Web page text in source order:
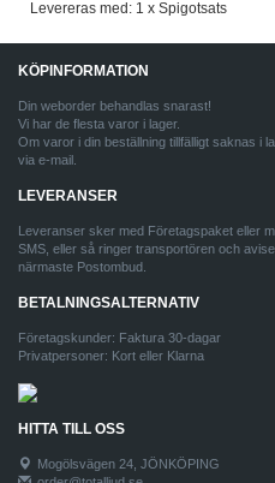
Levereras med: 1 x Spigotsats
KÖPINFORMATION
Din weborder behandlas snarast!
Vi har de flesta varor i lager.
Om varor i din beställning tillfälligt saknas i
via e-mail.
LEVERANSER
Leveranser sker med Företagspaket eller
SMS, eller så ringer transportören och
närmaste Postombud.
BETALNINGSALTERNATIV
Företagskunder: Faktura 30-dagar
Privatpersoner: Kort eller Klarna
HITTA TILL OSS
Mogölsvägen 24, JÖNKÖPING